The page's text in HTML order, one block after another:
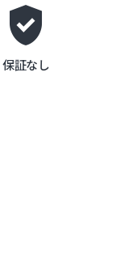
gpp_good
保証なし